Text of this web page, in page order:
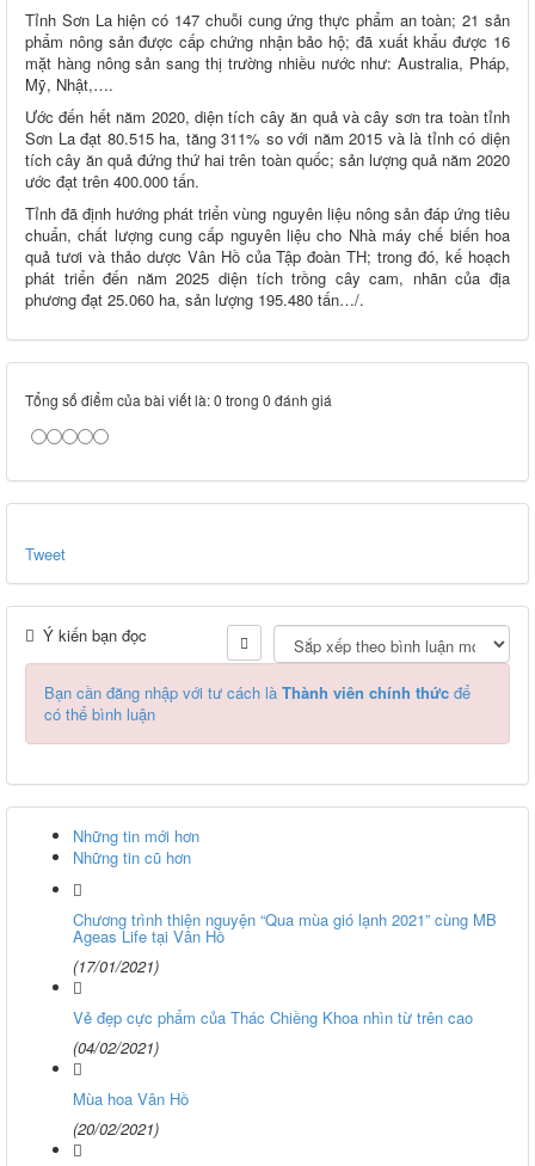
Tỉnh Sơn La hiện có 147 chuỗi cung ứng thực phẩm an toàn; 21 sản
phẩm nông sản được cấp chứng nhận bảo hộ; đã xuất khẩu được 16
mặt hàng nông sản sang thị trường nhiều nước như: Australia, Pháp,
Mỹ, Nhật,….
Ước đến hết năm 2020, diện tích cây ăn quả và cây sơn tra toàn tỉnh
Sơn La đạt 80.515 ha, tăng 311% so với năm 2015 và là tỉnh có diện
tích cây ăn quả đứng thứ hai trên toàn quốc; sản lượng quả năm 2020
ước đạt trên 400.000 tấn.
Tỉnh đã định hướng phát triển vùng nguyên liệu nông sản đáp ứng tiêu
chuẩn, chất lượng cung cấp nguyên liệu cho Nhà máy chế biến hoa
quả tươi và thảo dược Vân Hồ của Tập đoàn TH; trong đó, kế hoạch
phát triển đến năm 2025 diện tích trồng cây cam, nhãn của địa
phương đạt 25.060 ha, sản lượng 195.480 tấn…/.
Tổng số điểm của bài viết là: 0 trong 0 đánh giá
Tweet
Ý kiến bạn đọc
Bạn cần đăng nhập với tư cách là Thành viên chính thức để
có thể bình luận
Những tin mới hơn
Những tin cũ hơn
Chương trình thiện nguyện “Qua mùa gió lạnh 2021” cùng MB
Ageas Life tại Vân Hồ
(17/01/2021)
Vẻ đẹp cực phẩm của Thác Chiềng Khoa nhìn từ trên cao
(04/02/2021)
Mùa hoa Vân Hồ
(20/02/2021)